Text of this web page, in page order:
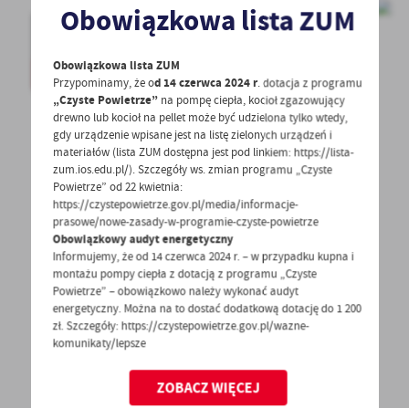
POWRÓT UDOSTĘPNIJ
POPRZEDNI
Spodobała Ci się informacja? Zostaw nam swoją opinię
- to dla Ciebie staramy się być najlepsi, a Twoje zdanie
bardzo nam w tym pomoże!
Obowiązkowa lista ZUM
Obowiązkowa lista ZUM
Przypominamy, że od 14 czerwca 2024 r. dotacja z programu
„Czyste Powietrze” na pompę ciepła, kocioł zgazowujący
drewno lub kocioł na pellet może być udzielona tylko wtedy,
gdy urządzenie wpisane jest na listę zielonych urządzeń i
materiałów (lista ZUM dostępna jest pod linkiem: https://lista-
zum.ios.edu.pl/). Szczegóły ws. zmian programu „Czyste
Powietrze” od 22 kwietnia:
https://czystepowietrze.gov.pl/media/informacje-
prasowe/nowe-zasady-w-programie-czyste-powietrze
Obowiązkowy audyt energetyczny
Informujemy, że od 14 czerwca 2024 r. – w przypadku kupna i
montażu pompy ciepła z dotacją z programu „Czyste
Powietrze” – obowiązkowo należy wykonać audyt
energetyczny. Można na to dostać dodatkową dotację do 1 200
zł. Szczegóły: https://czystepowietrze.gov.pl/wazne-
komunikaty/lepsze
ZOBACZ WIĘCEJ